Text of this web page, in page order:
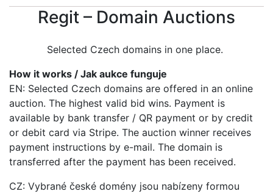
Regit – Domain Auctions
Selected Czech domains in one place.
How it works / Jak aukce funguje
EN: Selected Czech domains are offered in an online
auction. The highest valid bid wins. Payment is
available by bank transfer / QR payment or by credit
or debit card via Stripe. The auction winner receives
payment instructions by e-mail. The domain is
transferred after the payment has been received.
CZ: Vybrané české domény jsou nabízeny formou